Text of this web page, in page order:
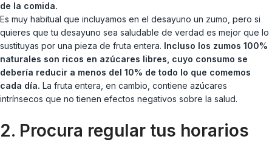
de la comida.
Es muy habitual que incluyamos en el desayuno un zumo, pero si
quieres que tu desayuno sea saludable de verdad es mejor que lo
sustituyas por una pieza de fruta entera. Incluso los zumos 100%
naturales son ricos en azúcares libres, cuyo consumo se
debería reducir a menos del 10% de todo lo que comemos
cada día. La fruta entera, en cambio, contiene azúcares
intrínsecos que no tienen efectos negativos sobre la salud.
2. Procura regular tus horarios